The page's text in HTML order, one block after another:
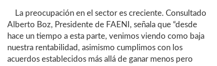
La preocupación en el sector es creciente. Consultado
Alberto Boz, Presidente de FAENI, señala que “desde
hace un tiempo a esta parte, venimos viendo como baja
nuestra rentabilidad, asimismo cumplimos con los
acuerdos establecidos más allá de ganar menos pero